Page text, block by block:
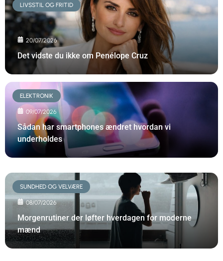
LIVSSTIL OG FRITID
20/07/2026
Det vidste du ikke om Penélope Cruz
ELEKTRONIK
09/07/2026
Sådan har smartphones ændret hvordan vi
underholdes
SUNDHED OG VELVÆRE
08/07/2026
Morgenrutiner der løfter hverdagen for moderne
mænd